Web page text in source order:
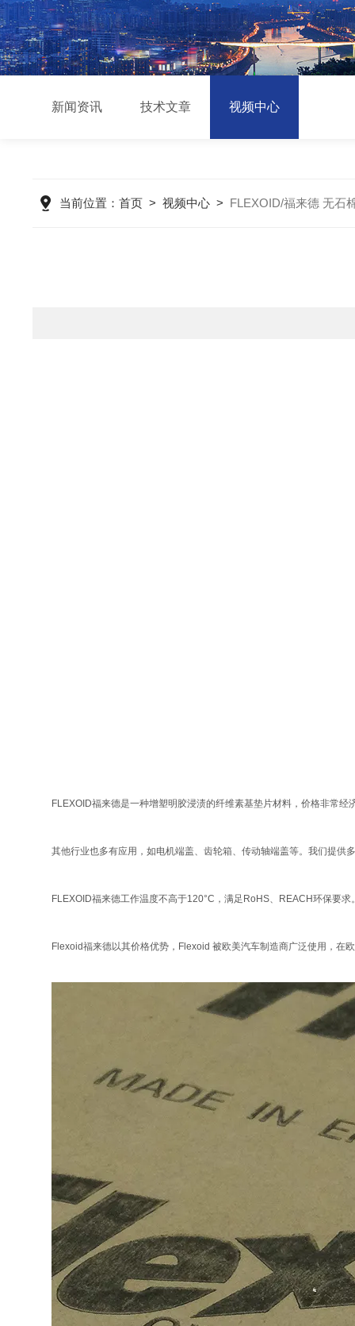
新闻资讯 技术文章 视频中心
当前位置： 首页> 视频中心> ​FLEXOID/福来德 无石
FLEXOID福来德是一种增塑明胶浸渍的纤维素基垫片材料，价格非常
其他行业也多有应用，如电机端盖、齿轮箱、传动轴端盖等。我们提供
FLEXOID福来德工作温度不高于120°C，满足RoHS、REACH环保要求
Flexoid福来德以其价格优势，Flexoid 被欧美汽车制造商广泛使用，在